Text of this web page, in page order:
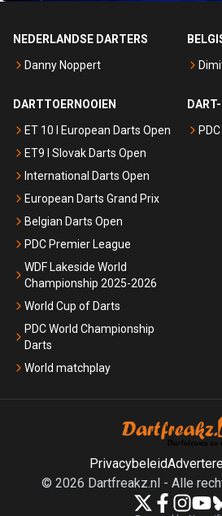
NEDERLANDSE DARTERS
Danny Noppert
DARTTOERNOOIEN
ET 10 I European Darts Open
ET9 I Slovak Darts Open
International Darts Open
European Darts Grand Prix
Belgian Darts Open
PDC Premier League
WDF Lakeside World
Championship 2025-2026
World Cup of Darts
PDC World Championship
Darts
World matchplay
Privacybeleid
© 2026 Dartfreakz.nl- Alle